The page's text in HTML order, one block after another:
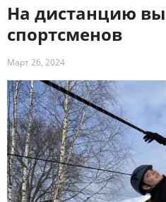
На дистанцию
спортсменов
Март 26, 2024